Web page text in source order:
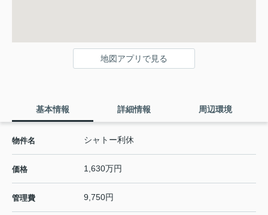
地図アプリで見る
基本情報 詳細情報 周辺環境
物件名 シャトー利休
価格 1,630万円
管理費 9,750円